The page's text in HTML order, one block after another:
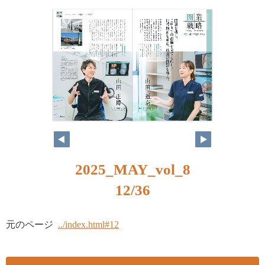
2025_MAY_vol_8
12/36
元のページ ../index.html#12